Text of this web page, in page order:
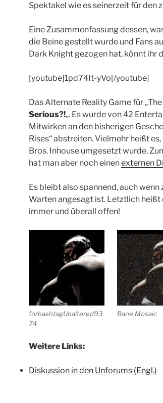
Spektakel wie es seinerzeit für den
Eine Zusammenfassung dessen,
die Beine gestellt wurde und Fans
Dark Knight gezogen hat, könnt ihr
[youtube]1pd74It-yVo[/youtube]
Das Alternate Reality Game für
Serious?!„. Es wurde von 42
Mitwirken an den bisherigen
Rises“ abstreiten. Vielmehr heißt
Bros. Inhouse umgesetzt wurde.
hat man aber noch einenexternen
Es bleibt also spannend, auch
Warten angesagt ist. Letztlich heißt
immer und überall offen!
forhashtagUnaltered93
74
Bane Mosaic
Weitere Links:
Diskussion in den Unforums (Engl.)